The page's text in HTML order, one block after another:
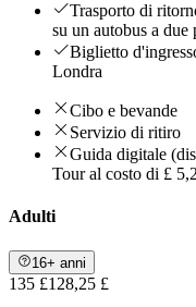
Trasporto di
su un autobus a
Biglietto
Londra
Cibo e bevande
Servizio di ritiro
Guida digitale
Tour al costo di £
Adulti
16+ anni
135 £128,25 £